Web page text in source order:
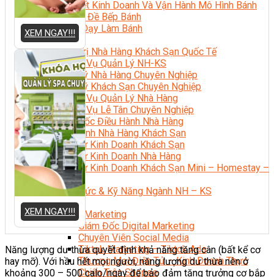
Bí Quyết Kinh Doanh Và Vận Hành Mô Hình Bánh
Chuyên Đề Bếp Bánh
Video Dạy Làm Bánh
Quản Trị NHKS
Quản Trị Nhà Hàng Khách Sạn Quốc Tế
Nghiệp Vụ Quản Lý NH-KS
Quản Lý Nhà Hàng Chuyên Nghiệp
Quản Lý Khách Sạn Chuyên Nghiệp
Nghiệp Vụ Quản Lý Nhà Hàng
Nghiệp Vụ Lễ Tân Chuyên Nghiệp
Giám Đốc Điều Hành Nhà Hàng
Tiếng Anh Nhà Hàng Khách Sạn
Khởi Sự Kinh Doanh Khách Sạn
Khởi Sự Kinh Doanh Nhà Hàng
Khởi Sự Kinh Doanh Khách Sạn Mini – Homestay –
AirBnB
Kiến Thức & Kỹ Năng Ngành NH – KS
Marketing
Digital Marketing
Giám Đốc Digital Marketing
Chuyên Viên Social Media
Tiktok Marketing – Tiktok Ads
Thương Mại Điện Tử – Kinh Doanh Thực
Chiến Trên Shopee
XEM NGAY!!!
XEM NGAY!!!
Năng lượng dư thừa quyết định khả năng tăng cân (bất kể cơ
hay mỡ). Với hầu hết mọi người, năng lượng dư thừa nên ở
khoảng 300 – 500 calo/ngày để bảo đảm tăng trưởng cơ bắp